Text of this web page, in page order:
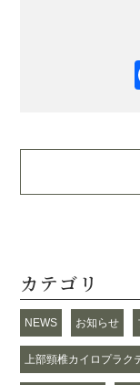
カテゴリ
NEWS お知らせ
上部頸椎カイロプラク